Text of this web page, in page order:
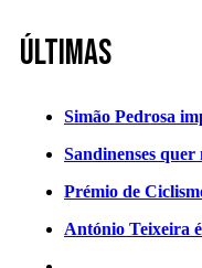
Últimas
Simão Pedrosa
Sandinenses
Prémio de
António Teixeira